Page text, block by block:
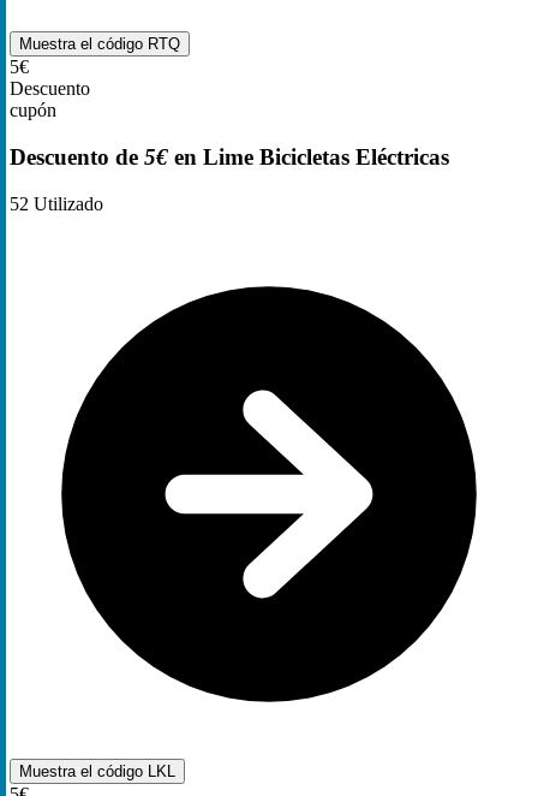
Muestra el código RTQ
5€
Descuento
cupón
Descuento de 5€ en Lime Bicicletas Eléctricas
52 Utilizado
Muestra el código LKL